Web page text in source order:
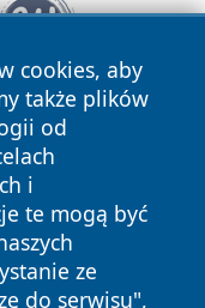
cookies, aby
także plików
od
i
te mogą być
ze
do serwisu",
prawa